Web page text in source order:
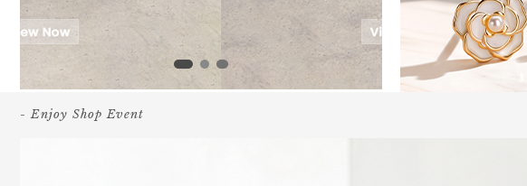
- Enjoy Shop Event